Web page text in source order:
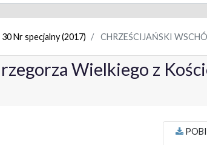
30 Nr specjalny (2017) CHRZEŚCIJAŃSKI
Wielkiego z